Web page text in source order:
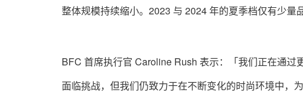
整体规模持续缩小。2023 与 2024 年的夏季档仅有少量
BFC 首席执行官 Caroline Rush 表示：「我们正在通
面临挑战，但我们仍致力于在不断变化的时尚环境中，